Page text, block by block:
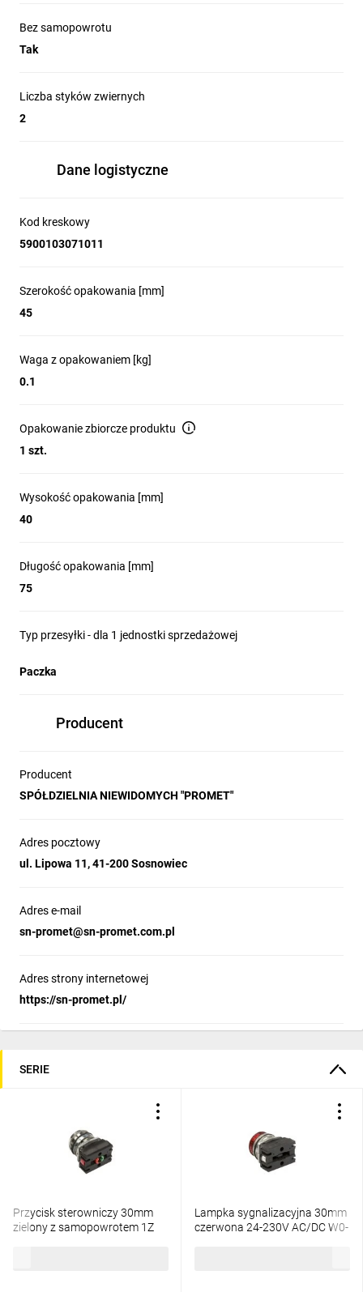
Bez samopowrotu
Tak
Liczba styków zwiernych
2
Dane logistyczne
Kod kreskowy
5900103071011
Szerokość opakowania [mm]
45
Waga z opakowaniem [kg]
0.1
Opakowanie zbiorcze produktu
1 szt.
Wysokość opakowania [mm]
40
Długość opakowania [mm]
75
Typ przesyłki - dla 1 jednostki sprzedażowej
Paczka
Producent
Producent
SPÓŁDZIELNIA NIEWIDOMYCH "PROMET"
Adres pocztowy
ul. Lipowa 11, 41-200 Sosnowiec
Adres e-mail
sn-promet@sn-promet.com.pl
Adres strony internetowej
https://sn-promet.pl/
SERIE
Przycisk sterowniczy 30mm
zielony z samopowrotem 1Z
Lampka sygnalizacyjna 30mm
czerwona 24-230V AC/DC W0-